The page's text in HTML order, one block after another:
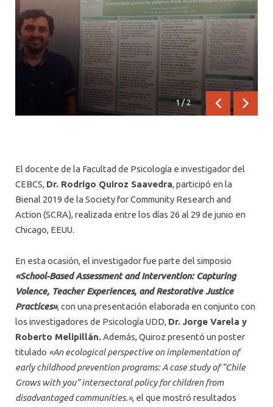
1/2
Anterior
El docente de la Facultad de Psicología e investigador del
CEBCS, Dr. Rodrigo Quiroz Saavedra, participó en la
Bienal 2019 de la Society for Community Research and
Action (SCRA), realizada entre los días 26 al 29 de junio en
Chicago, EEUU.
En esta ocasión, el investigador fue parte del simposio
«School-Based Assessment and Intervention: Capturing
Volence, Teacher Experiences, and Restorative Justice
Practices», con una presentación elaborada en conjunto con
los investigadores de Psicología UDD, Dr. Jorge Varela y
Roberto Melipillán.Además, Quiroz presentó un poster
titulado «An ecological perspective on implementation of
early childhood prevention programs: A case study of “Chile
Grows with you” intersectoral policy for children from
disadvantaged communities.», el que mostró resultados